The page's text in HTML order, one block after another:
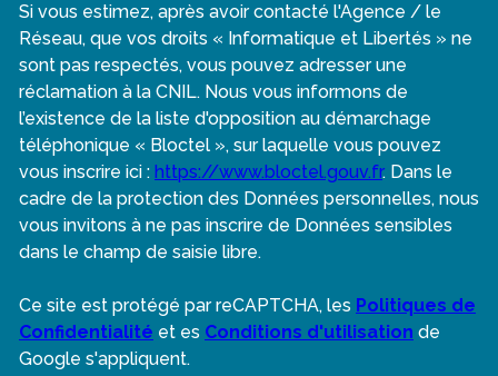
Si vous estimez, après avoir contacté l'Agence / le
Réseau, que vos droits « Informatique et Libertés » ne
sont pas respectés, vous pouvez adresser une
réclamation à la CNIL. Nous vous informons de
l’existence de la liste d'opposition au démarchage
téléphonique « Bloctel », sur laquelle vous pouvez
vous inscrire ici : https://www.bloctel.gouv.fr. Dans le
cadre de la protection des Données personnelles, nous
vous invitons à ne pas inscrire de Données sensibles
dans le champ de saisie libre.
Ce site est protégé par reCAPTCHA, les Politiques de
Confidentialité et es Conditions d'utilisation de
Google s'appliquent.